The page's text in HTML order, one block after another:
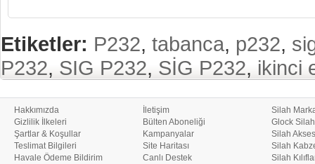
Etiketler: P232, tabanca, p232,
P232, SIG P232, SİG P232, ikinci
Hakkımızda
Gizlilik İlkeleri
Şartlar & Koşullar
Teslimat Bilgileri
Havale Ödeme Bildirim
İletişim
Bülten Aboneliği
Kampanyalar
Site Haritası
Canlı Destek
Silah
Glock
Silah
Silah
Silah